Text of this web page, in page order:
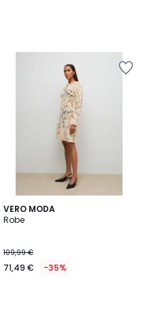
VERO MODA
Robe
109,99 €
71,49 € -35%